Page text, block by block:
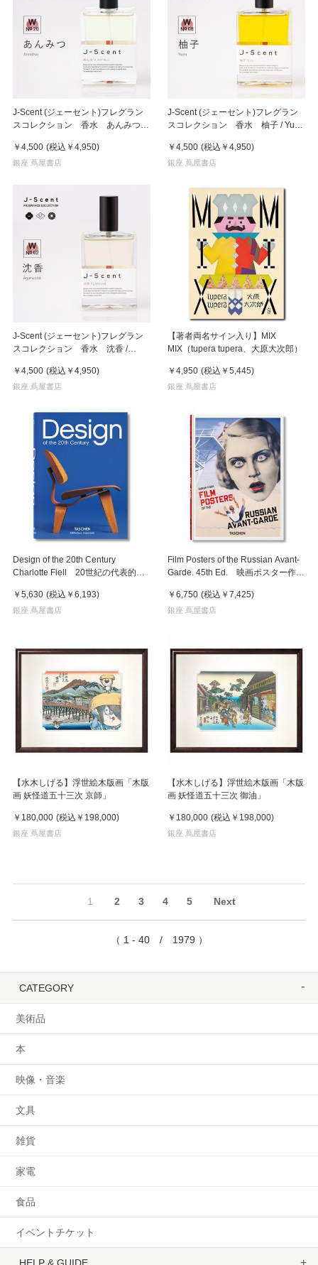
J-Scent (ジェーセント)フレグラン
スコレクション 香水 あんみつ /
￥4,500 (税込 ￥4,950)
銀座 蔦屋書店
J-Scent (ジェーセント)フレグラン
スコレクション 香水 柚子 / Yuzu
￥4,500 (税込 ￥4,950)
銀座 蔦屋書店
J-Scent (ジェーセント)フレグラン
スコレクション 香水 沈香 /
￥4,500 (税込 ￥4,950)
銀座 蔦屋書店
【著者両名サイン入り】MIX
MIX（tupera tupera、大原大次郎）
￥4,950 (税込 ￥5,445)
銀座 蔦屋書店
Design of the 20th Century
Charlotte Fiell 20世紀の代表的な
￥5,630 (税込 ￥6,193)
銀座 蔦屋書店
Film Posters of the Russian Avant-
Garde. 45th Ed. 映画ポスター作品
￥6,750 (税込 ￥7,425)
銀座 蔦屋書店
【水木しげる】浮世絵木版画「木版
画 妖怪道五十三次 京師」
￥180,000 (税込 ￥198,000)
銀座 蔦屋書店
【水木しげる】浮世絵木版画「木版
画 妖怪道五十三次 御油」
￥180,000 (税込 ￥198,000)
銀座 蔦屋書店
1 2 3 4 5 Next
（ 1 - 40 / 1979 ）
CATEGORY
美術品
本
映像・音楽
文具
雑貨
家電
食品
イベントチケット